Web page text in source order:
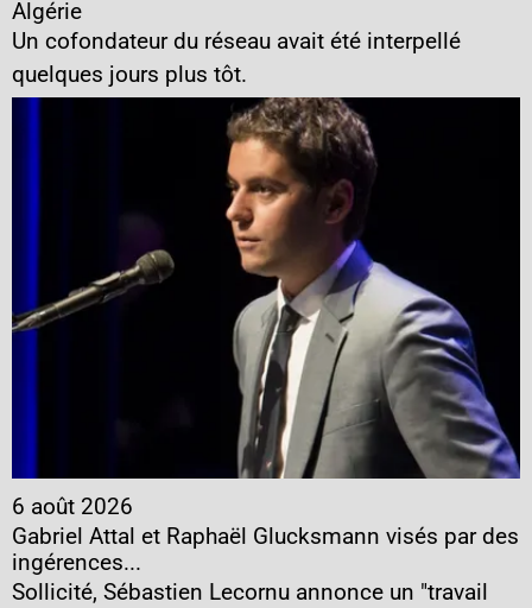
Algérie
Un cofondateur du réseau avait été interpellé
quelques jours plus tôt.
6 août 2026
Gabriel Attal et Raphaël Glucksmann visés par des
ingérences...
Sollicité, Sébastien Lecornu annonce un "travail